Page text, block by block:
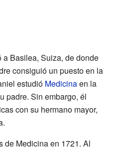
a Basilea, Suiza, de donde
consiguió un puesto en la
estudió Medicinaen la
padre. Sin embargo, él
con su hermano mayor,
de Medicina en 1721. Al